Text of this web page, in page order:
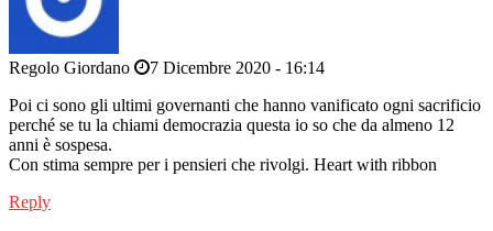
Regolo Giordano
7 Dicembre 2020 - 16:14
Poi ci sono gli ultimi governanti che hanno vanificato ogni sacrificio
perché se tu la chiami democrazia questa io so che da almeno 12
anni è sospesa.
Con stima sempre per i pensieri che rivolgi. Heart with ribbon
Reply